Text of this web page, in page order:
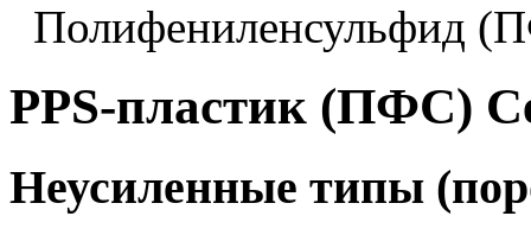
Полифениленсульфид
PPS-пластик (ПФС)
Неусиленные типы